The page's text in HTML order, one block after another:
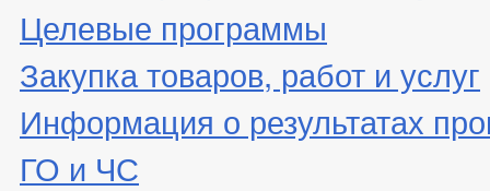
Целевые программы
Закупка товаров, работ и услуг
Информация о результатах
ГО и ЧС